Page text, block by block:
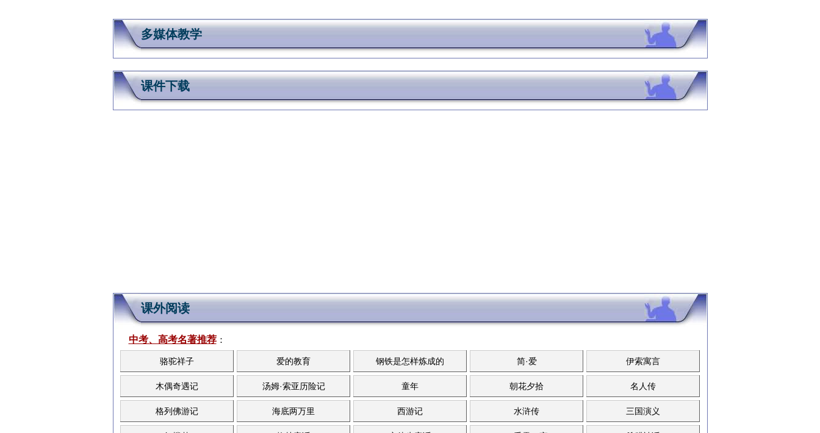
多媒体教学
课件下载
课外阅读
中考、高考名著推荐：
骆驼祥子 爱的教育 钢铁是怎样炼成的 简·爱 伊索寓言
木偶奇遇记 汤姆·索亚历险记 童年 朝花夕拾 名人传
格列佛游记 海底两万里 西游记 水浒传 三国演义